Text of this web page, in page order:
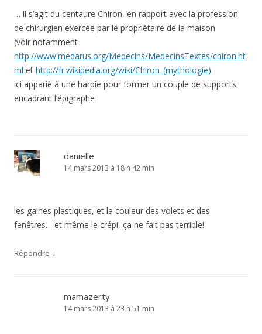
… il s’agit du centaure Chiron, en rapport avec la profession
de chirurgien exercée par le propriétaire de la maison
(voir notamment
http://www.medarus.org/Medecins/MedecinsTextes/chiron.ht
ml et http://fr.wikipedia.org/wiki/Chiron_(mythologie)
ici apparié à une harpie pour former un couple de supports
encadrant l’épigraphe
danielle
14 mars 2013 à 18 h 42 min
les gaines plastiques, et la couleur des volets et des
fenêtres… et même le crépi, ça ne fait pas terrible!
Répondre ↓
mamazerty
14 mars 2013 à 23 h 51 min